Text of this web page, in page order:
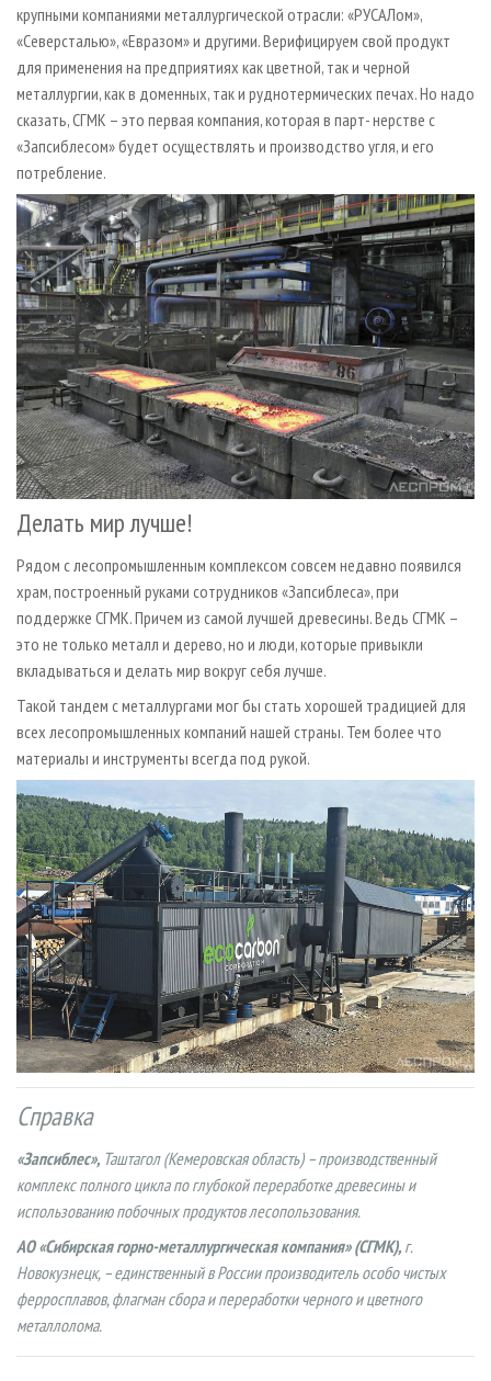
крупными компаниями металлургической отрасли: «РУСАЛом»,
«Северсталью», «Евразом» и другими. Верифицируем свой продукт
для применения на предприятиях как цветной, так и черной
металлургии, как в доменных, так и руднотермических печах. Но надо
сказать, CГМК – это первая компания, которая в парт- нерстве с
«Запсиблесом» будет осуществлять и производство угля, и его
потребление.
Делать мир лучше!
Рядом с лесопромышленным комплексом совсем недавно появился
храм, построенный руками сотрудников «Запсиблеса», при
поддержке СГМК. Причем из самой лучшей древесины. Ведь СГМК –
это не только металл и дерево, но и люди, которые привыкли
вкладываться и делать мир вокруг себя лучше.
Такой тандем с металлургами мог бы стать хорошей традицией для
всех лесопромышленных компаний нашей страны. Тем более что
материалы и инструменты всегда под рукой.
Справка
«Запсиблес», Таштагол (Кемеровская область) – производственный
комплекс полного цикла по глубокой переработке древесины и
использованию побочных продуктов лесопользования.
АО «Сибирская горно-металлургическая компания» (СГМК), г.
Новокузнецк, – единственный в России производитель особо чистых
ферросплавов, флагман сбора и переработки черного и цветного
металлолома.